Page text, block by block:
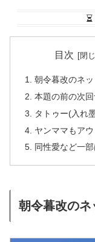
目次
朝令暮改のネッ
本題の前の次
タトゥー(入れ
ヤンママもアウ
同性愛など一
朝令暮改のネ